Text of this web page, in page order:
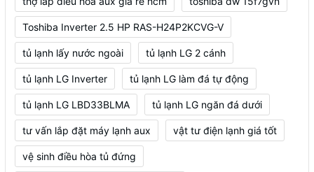
Toshiba Inverter 2.5 HP RAS-H24P2KCVG-V
tủ lạnh lấy nước ngoài tủ lạnh LG 2 cánh
tủ lạnh LG Inverter tủ lạnh LG làm đá tự động
tủ lạnh LG LBD33BLMA tủ lạnh LG ngăn đá dưới
tư vấn lắp đặt máy lạnh aux vật tư điện lạnh giá tốt
vệ sinh điều hòa tủ đứng